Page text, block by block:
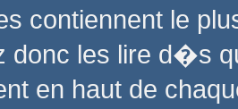
contiennent le
donc les lire d�s
en haut de